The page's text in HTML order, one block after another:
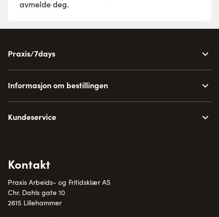
avmelde deg.
Praxis/7days
Informasjon om bestillingen
Kundeservice
Kontakt
Praxis Arbeids- og Fritidsklær AS
Chr. Dahls gate 10
2615 Lillehammer